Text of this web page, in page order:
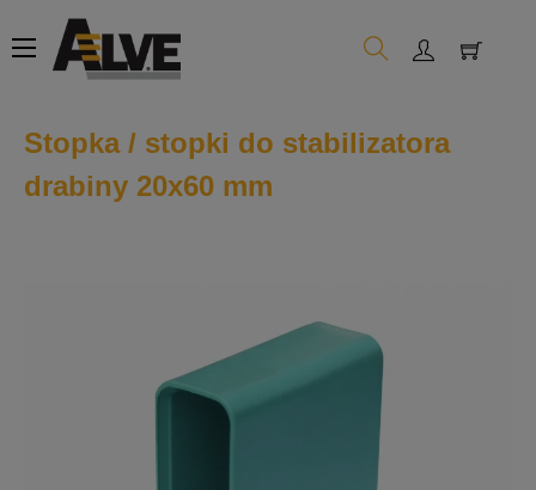
Toggle
navigation
☰
Stopka / stopki do stabilizatora
drabiny 20x60 mm